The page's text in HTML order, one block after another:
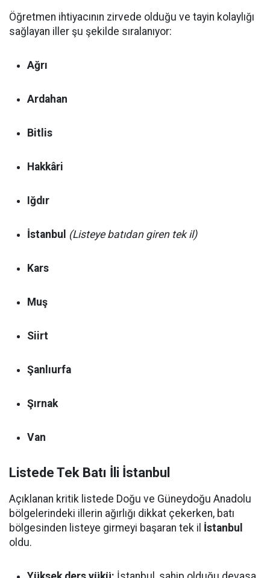
Öğretmen ihtiyacının zirvede olduğu ve tayin kolaylığı
sağlayan iller şu şekilde sıralanıyor:
Ağrı
Ardahan
Bitlis
Hakkâri
Iğdır
İstanbul (Listeye batıdan giren tek il)
Kars
Muş
Siirt
Şanlıurfa
Şırnak
Van
Listede Tek Batı İli İstanbul
Açıklanan kritik listede Doğu ve Güneydoğu Anadolu
bölgelerindeki illerin ağırlığı dikkat çekerken, batı
bölgesinden listeye girmeyi başaran tek il İstanbul
oldu.